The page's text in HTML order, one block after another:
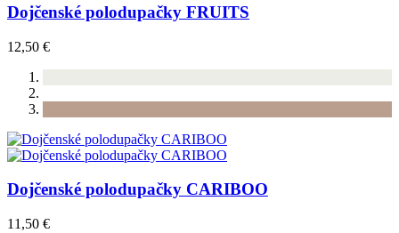
Dojčenské polodupačky FRUITS
12,50 €
Dojčenské polodupačky CARIBOO
11,50 €